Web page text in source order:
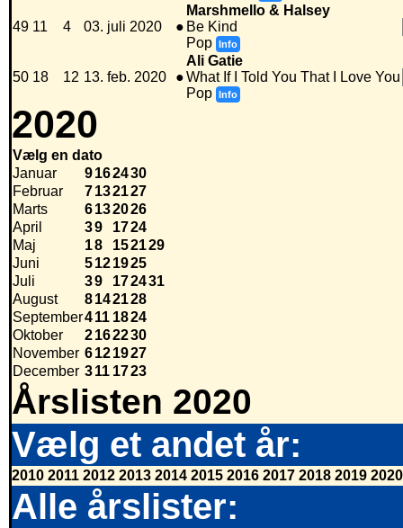
49 11 4 03. juli 2020 ●
Marshmello & Halsey
Be Kind
Pop Info
50 18 12 13. feb. 2020 ●
Ali Gatie
What If I Told You That I Love You
Pop Info
2020
Vælg en dato
Januar
9162430
Februar
7132127
Marts
6132026
April
39 1724
Maj
18 152129
Juni
5121925
Juli
39 172431
August
8142128
September411 1824
Oktober
2162230
November 6121927
December 311 1723
Årslisten 2020
Vælg et andet år:
2010 2011 2012 2013 2014 2015 2016 2017 2018 2019 2020
Alle årslister: